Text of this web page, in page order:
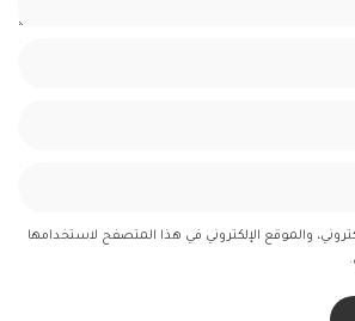
والموقع الإلكتروني في هذا المتصفح لاستخدامها